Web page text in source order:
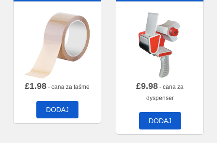
£1.98 - cana za taśme
DODAJ
£9.98 - cana za
dyspenser
DODAJ